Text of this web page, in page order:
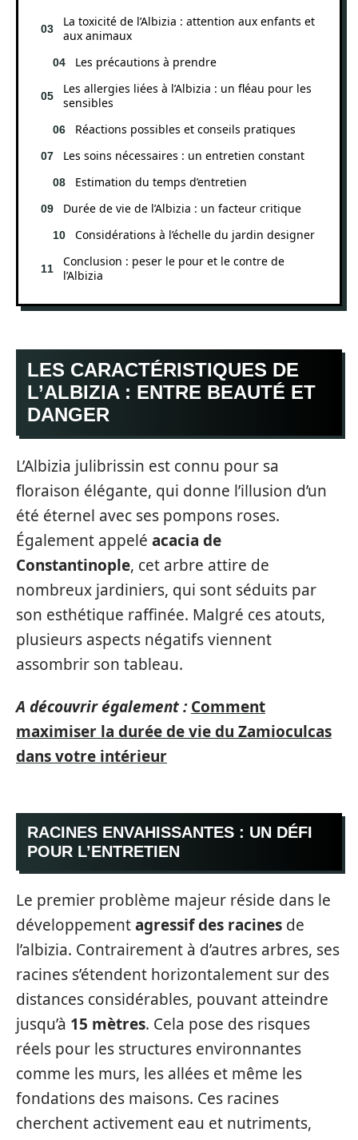
La toxicité de l’Albizia : attention aux enfants et
aux animaux
Les précautions à prendre
Les allergies liées à l’Albizia : un fléau pour les
sensibles
Réactions possibles et conseils pratiques
Les soins nécessaires : un entretien constant
Estimation du temps d’entretien
Durée de vie de l’Albizia : un facteur critique
Considérations à l’échelle du jardin designer
Conclusion : peser le pour et le contre de
l’Albizia
LES CARACTÉRISTIQUES DE
L’ALBIZIA : ENTRE BEAUTÉ ET
DANGER
L’Albizia julibrissin est connu pour sa
floraison élégante, qui donne l’illusion d’un
été éternel avec ses pompons roses.
Également appelé acacia de
Constantinople, cet arbre attire de
nombreux jardiniers, qui sont séduits par
son esthétique raffinée. Malgré ces atouts,
plusieurs aspects négatifs viennent
assombrir son tableau.
A découvrir également : Comment
maximiser la durée de vie du Zamioculcas
dans votre intérieur
RACINES ENVAHISSANTES : UN DÉFI
POUR L’ENTRETIEN
Le premier problème majeur réside dans le
développementagressif des racines de
l’albizia. Contrairement à d’autres arbres, ses
racines s’étendent horizontalement sur des
distances considérables, pouvant atteindre
jusqu’à 15 mètres. Cela pose des risques
réels pour les structures environnantes
comme les murs, les allées et même les
fondations des maisons. Ces racines
cherchent activement eau et nutriments,